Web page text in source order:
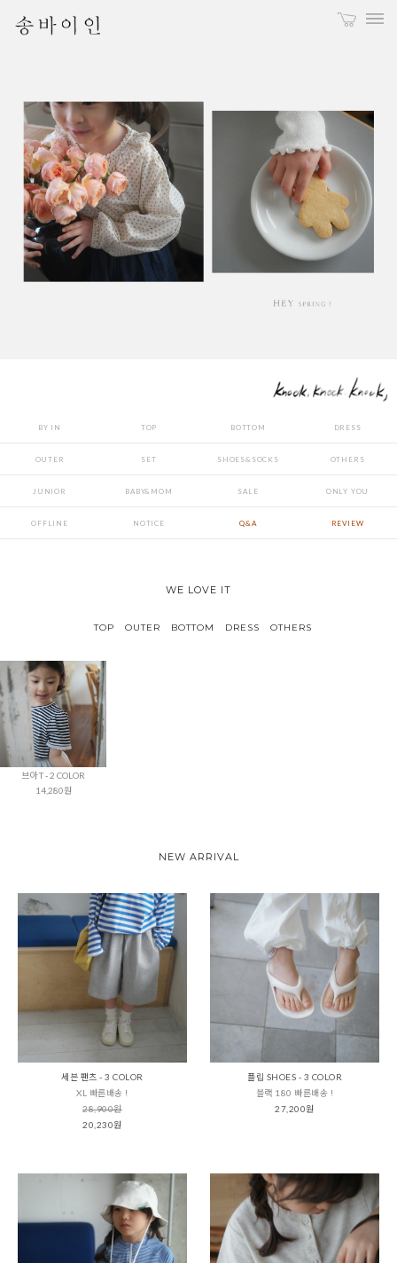
BY IN TOP BOTTOM DRESS
OUTER SET SHOES&SOCKS OTHERS
JUNIOR BABY&MOM SALE ONLY YOU
OFFLINE NOTICE Q&A REVIEW
WE LOVE IT
TOP OUTER BOTTOM DRESS OTHERS
브아 T - 2 COLOR
14,280원
NEW ARRIVAL
세븐 팬츠 - 3 COLOR
XL 빠른배송 !
28,900원
20,230원
플립 SHOES - 3 COLOR
블랙 180 빠른배송 !
27,200원